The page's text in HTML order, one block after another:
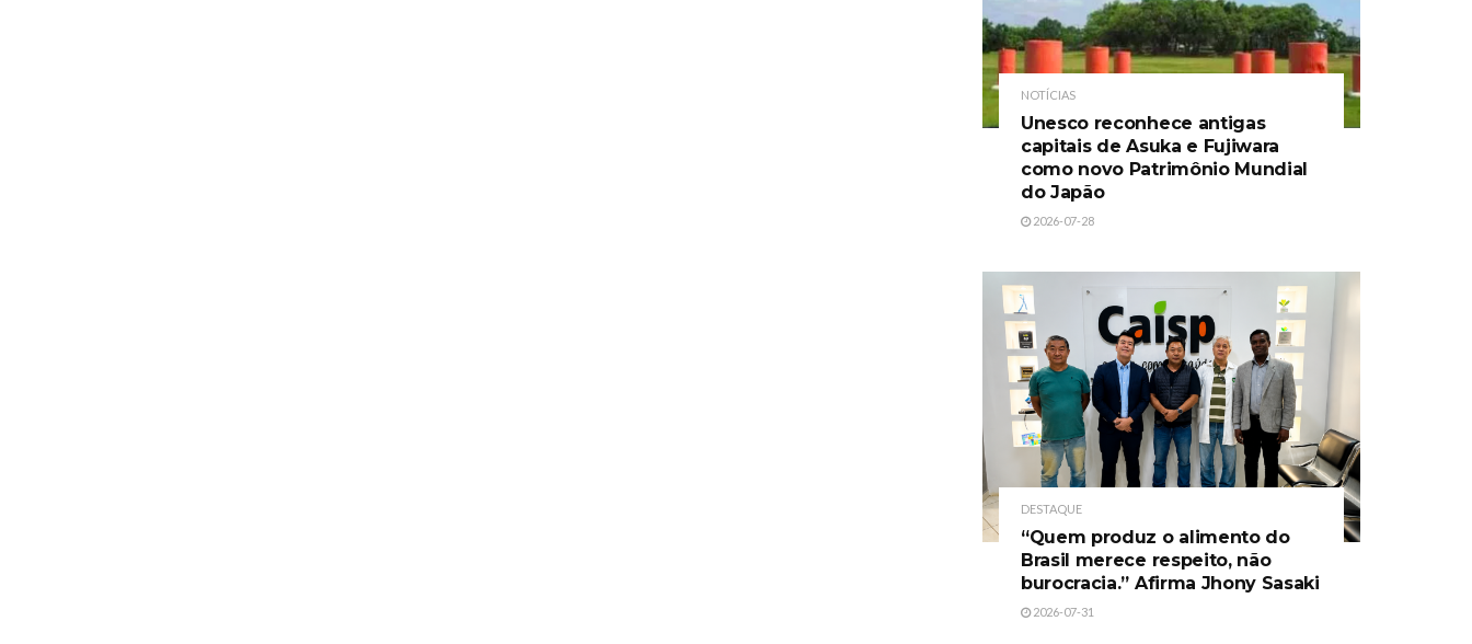
NOTÍCIAS
Unesco reconhece antigas
capitais de Asuka e Fujiwara
como novo Patrimônio Mundial
do Japão
2026-07-28
DESTAQUE
“Quem produz o alimento do
Brasil merece respeito, não
burocracia.” Afirma Jhony Sasaki
2026-07-31